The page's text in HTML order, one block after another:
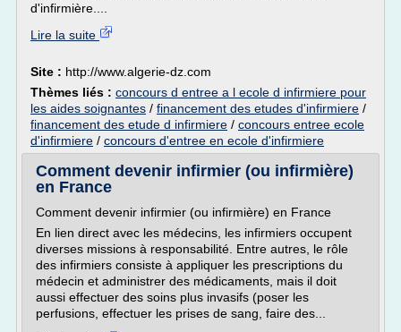
d'infirmière....
Lire la suite
Site : http://www.algerie-dz.com
Thèmes liés : concours d entree a l ecole d infirmiere pour
les aides soignantes / financement des etudes d'infirmiere /
financement des etude d infirmiere / concours entree ecole
d'infirmiere / concours d'entree en ecole d'infirmiere
Comment devenir infirmier (ou infirmière)
en France
Comment devenir infirmier (ou infirmière) en France
En lien direct avec les médecins, les infirmiers occupent
diverses missions à responsabilité. Entre autres, le rôle
des infirmiers consiste à appliquer les prescriptions du
médecin et administrer des médicaments, mais il doit
aussi effectuer des soins plus invasifs (poser les
perfusions, effectuer les prises de sang, faire des...